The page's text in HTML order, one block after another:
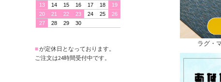
ラグ・
■が定休日となっております。
ご注文は24時間受付中です。